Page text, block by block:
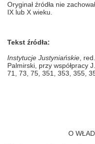
Oryginał źródła nie
IX lub X wieku.
Tekst źródła:
Instytucje Justyniańskie ,
Palmirski, przy współpracy
71, 73, 75, 351, 353, 355,
O